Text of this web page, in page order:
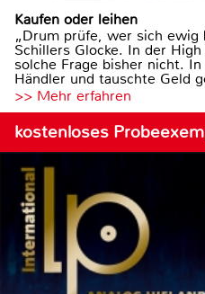
Kaufen oder leihen
„Drum prüfe, wer sich ewig
Schillers Glocke. In der
solche Frage bisher nicht.
Händler und tauschte Geld
>> Mehr erfahren
kostenloses